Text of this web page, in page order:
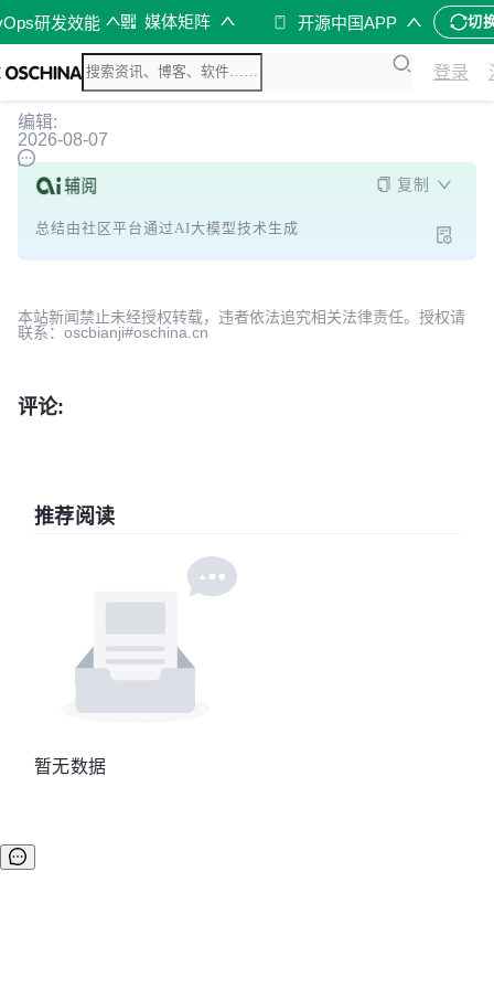
研发效能 媒体矩阵 开源中国APP 切
登录
编辑:
2026-08-07
复制
总结由社区平台通过AI大模型技术生成
本站新闻禁止未经授权转载，违者依法追究相关法律责任。授权请
联系：oscbianji#oschina.cn
评论:
推荐阅读
暂无数据